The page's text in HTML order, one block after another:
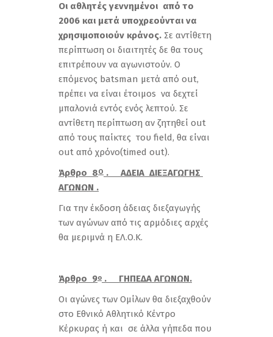
Οι αθλητές γεννημένοι από το
2006 και μετά υποχρεούνται να
χρησιμοποιούν κράνος. Σε αντίθετη
περίπτωση οι διαιτητές δε θα τους
επιτρέπουν να αγωνιστούν. Ο
επόμενος batsman μετά από out,
πρέπει να είναι έτοιμos να δεχτεί
μπαλονιά εντός ενός λεπτού. Σε
αντίθετη περίπτωση αν ζητηθεί out
από τoυς παίκτες του field, θα είναι
out από χρόνο(timed out).
Άρθρο 8Ο . ΑΔΕΙΑ ΔΙΕΞΑΓΩΓΗΣ
ΑΓΩΝΩΝ .
Για την έκδοση άδειας διεξαγωγής
των αγώνων από τις αρμόδιες αρχές
θα μεριμνά η ΕΛ.Ο.Κ.
Άρθρο 9ο . ΓΗΠΕΔΑ ΑΓΩΝΩΝ.
Οι αγώνες των Ομίλων θα διεξαχθούν
στο Εθνικό Αθλητικό Κέντρο
Κέρκυρας ή και σε άλλα γήπεδα που